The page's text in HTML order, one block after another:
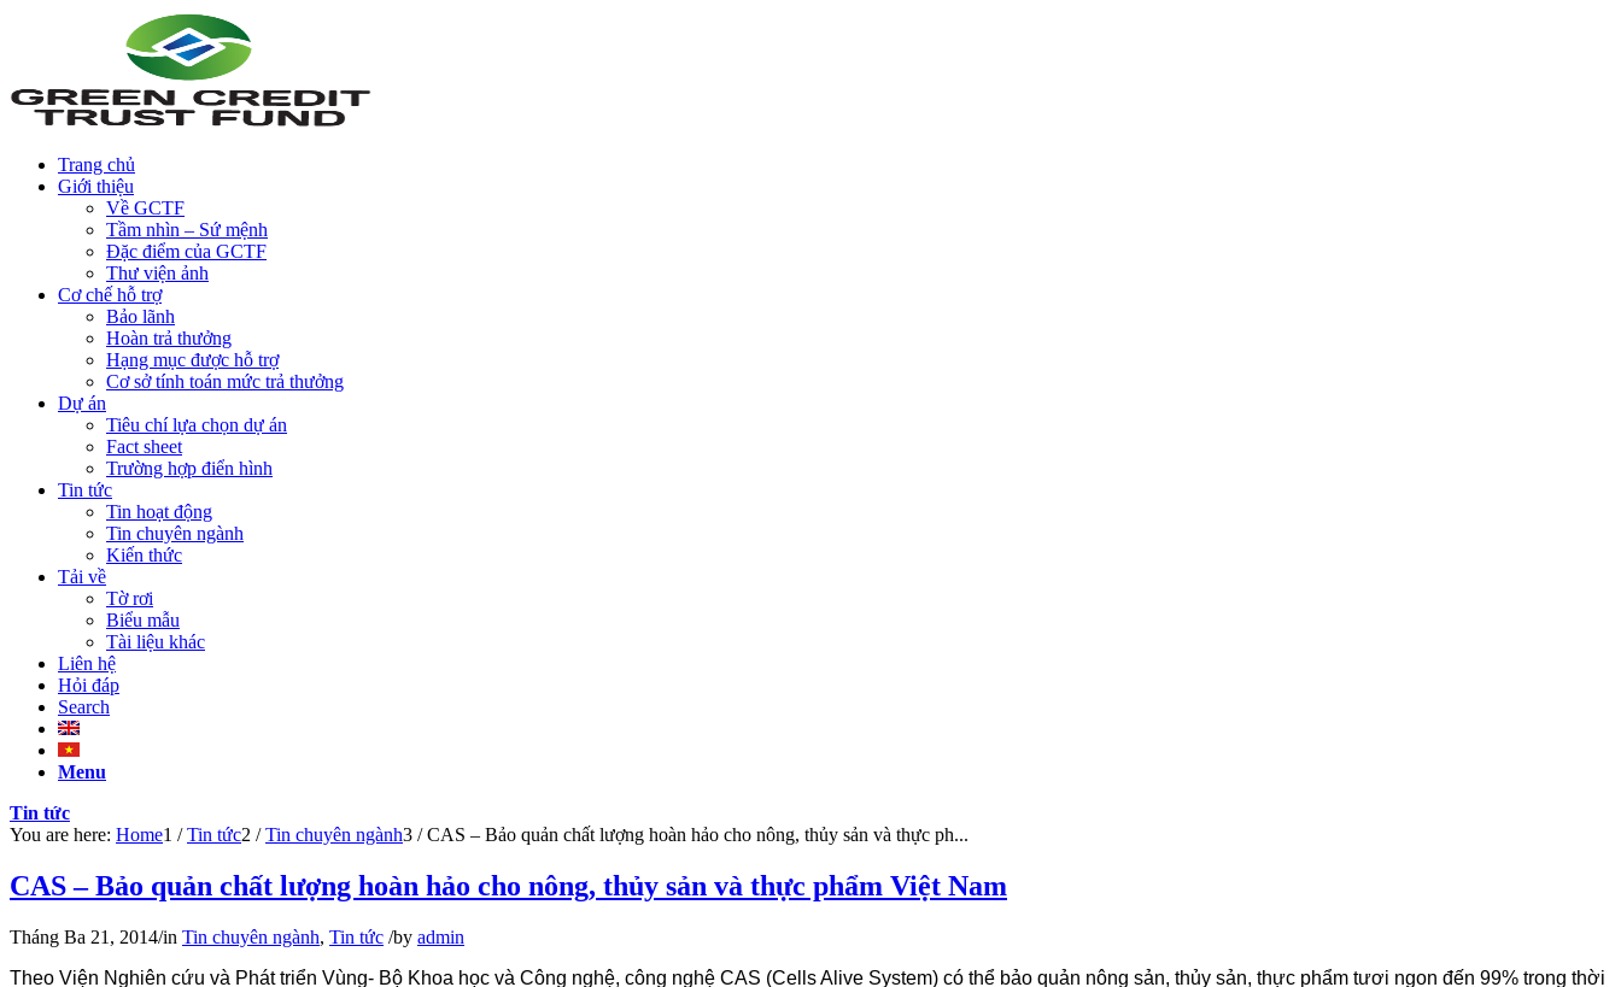
Trang chủ
Giới thiệu
Về GCTF
Tầm nhìn – Sứ mệnh
Đặc điểm của GCTF
Thư viện ảnh
Cơ chế hỗ trợ
Bảo lãnh
Hoàn trả thưởng
Hạng mục được hỗ trợ
Cơ sở tính toán mức trả thưởng
Dự án
Tiêu chí lựa chọn dự án
Fact sheet
Trường hợp điển hình
Tin tức
Tin hoạt động
Tin chuyên ngành
Kiến thức
Tải về
Tờ rơi
Biểu mẫu
Tài liệu khác
Liên hệ
Hỏi đáp
Search
Menu
Tin tức
You are here: Home1 / Tin tức2 / Tin chuyên ngành3 / CAS – Bảo quản chất lượng hoàn hảo cho nông, thủy sản và thực ph...
CAS – Bảo quản chất lượng hoàn hảo cho nông, thủy sản và thực phẩm Việt Nam
Tháng Ba 21, 2014/in Tin chuyên ngành, Tin tức /by admin
Theo Viện Nghiên cứu và Phát triển Vùng- Bộ Khoa học và Công nghệ, công nghệ CAS (Cells Alive System) có thể bảo quản nông sản, thủy sản, thực phẩm tươi ngon đến 99% trong thời